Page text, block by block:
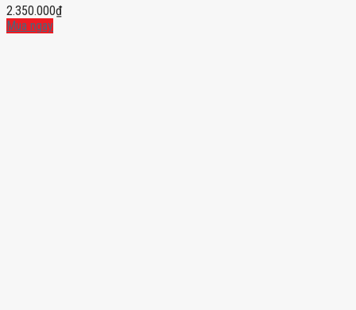
2.350.000₫
Mua ngay